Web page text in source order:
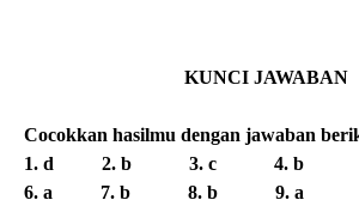
KUNCI JAWABAN
Cocokkan hasilmu dengan jawaban
1. d 2. b 3. c 4. b
6. a 7. b 8. b 9. a